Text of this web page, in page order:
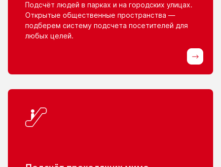
Подсчёт людей в парках и на городских улицах.
Открытые общественные пространства —
подберем систему подсчета посетителей для
любых целей.